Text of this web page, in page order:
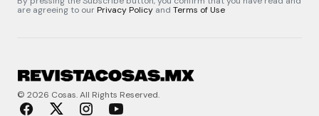
are agreeing to ourPrivacy Policy and Terms of Use
© 2026 Cosas. All Rights Reserved.